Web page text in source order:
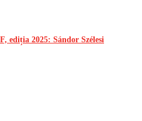
ediția 2025: Sándor Szélesi